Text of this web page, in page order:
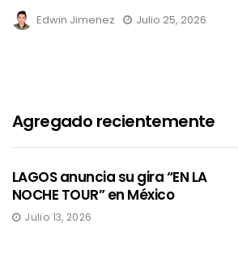
Edwin Jimenez Julio 25, 2026
Agregado recientemente
LAGOS anuncia su gira “EN LA
NOCHE TOUR” en México
Julio 13, 2026